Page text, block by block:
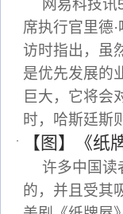
网易科技
席执行官里德
访时指出，虽
是优先发展的
巨大，它将会
时，哈斯廷斯
【图】《
许多中国读
的，并且受其